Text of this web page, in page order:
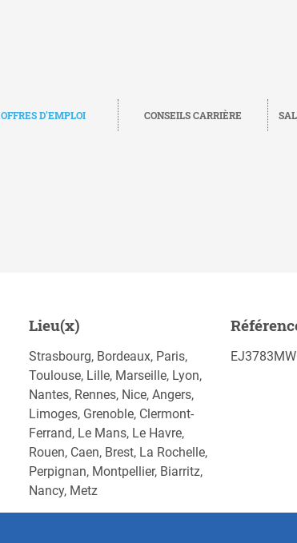
OFFRES D'EMPLOI CONSEILS CARRIÈRE
POSTULEZ MAINTENANT
Lieu(x)
Strasbourg, Bordeaux, Paris,
Toulouse, Lille, Marseille, Lyon,
Nantes, Rennes, Nice, Angers,
Limoges, Grenoble, Clermont-
Ferrand, Le Mans, Le Havre,
Rouen, Caen, Brest, La Rochelle,
Perpignan, Montpellier, Biarritz,
Nancy, Metz
EJ3783MW